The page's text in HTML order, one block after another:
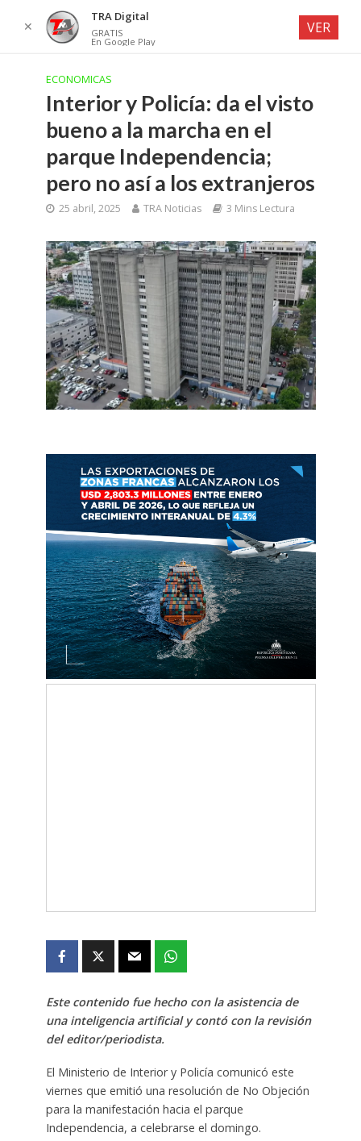
ECONOMICAS
Interior y Policía: da el visto
bueno a la marcha en el
parque Independencia;
pero no así a los extranjeros
25 abril, 2025 TRA Noticias 3 Mins Lectura
Este contenido fue hecho con la asistencia de
una inteligencia artificial y contó con la revisión
del editor/periodista.
El Ministerio de Interior y Policía comunicó este
viernes que emitió una resolución de No Objeción
para la manifestación hacia el parque
Independencia, a celebrarse el domingo.
✕
TRA Digital
GRATIS
En Google Play
VER